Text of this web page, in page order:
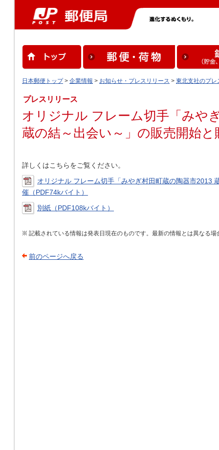
日本郵便トップ> 企業情報 > お知らせ・プレスリリース > 東北支社のプレ
プレスリリース
オリジナル フレーム切手「みや
蔵の結～出会い～」の販売開始と
詳しくはこちらをご覧ください。
オリジナル フレーム切手「みやぎ村田町蔵の陶器市2013
催（PDF74kバイト）
別紙（PDF108kバイト）
記載されている情報は発表日現在のものです。最新の情報とは異なる
前のページへ戻る